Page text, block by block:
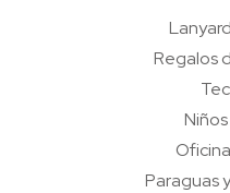
Regalos
Paraguas